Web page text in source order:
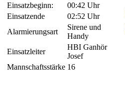
Einsatzbeginn:
00:42 Uhr
Einsatzende
02:52 Uhr
Alarmierungsart
Sirene und
Handy
Einsatzleiter
HBI Ganhör
Josef
Mannschaftsstärke 16